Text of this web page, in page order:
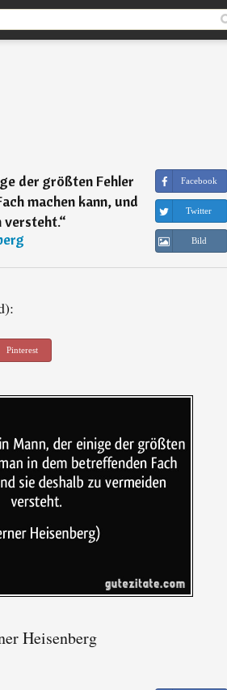
der größten Fehler
machen kann, und
versteht.“
Facebook
Twitter
Bild
Pinterest
Heisenberg